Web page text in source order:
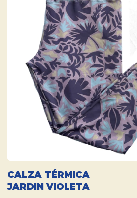
CALZA TÉRMICA
JARDIN VIOLETA